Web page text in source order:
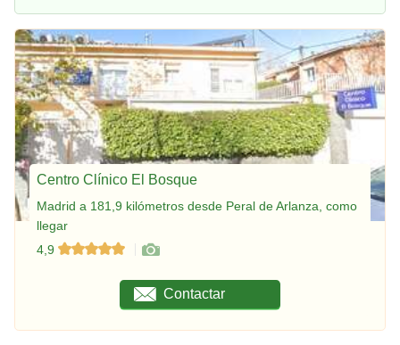
Centro Clínico El Bosque
Madrid a 181,9 kilómetros desde Peral de Arlanza, como
llegar
4,9
Contactar